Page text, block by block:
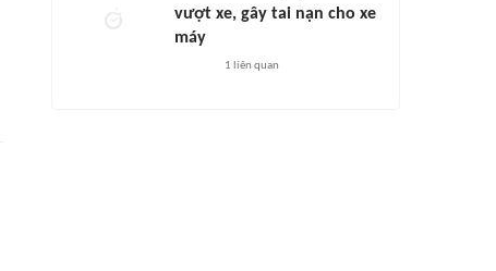
vượt xe, gây tai nạn cho xe
máy
1 liên quan